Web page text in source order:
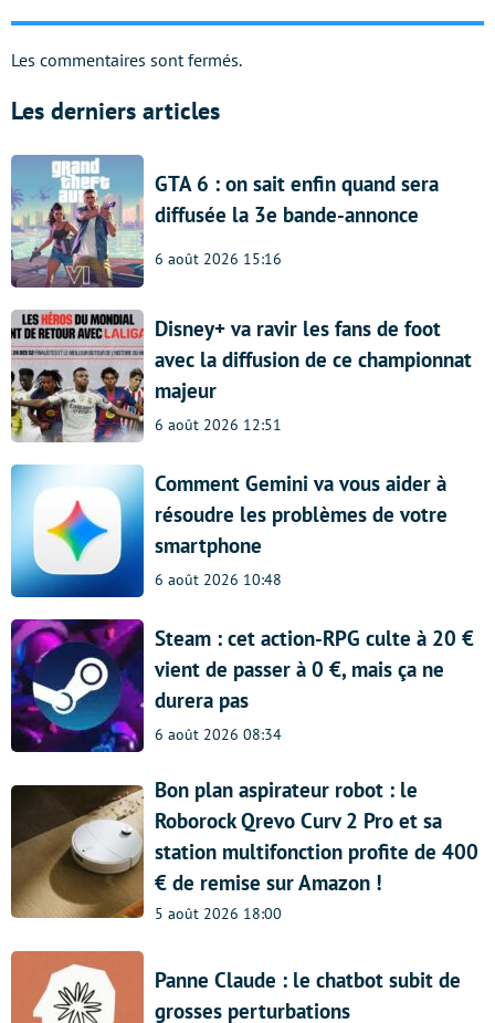
Les commentaires sont fermés.
Les derniers articles
GTA 6 : on sait enfin quand sera
diffusée la 3e bande-annonce
6 août 2026 15:16
Disney+ va ravir les fans de foot
avec la diffusion de ce championnat
majeur
6 août 2026 12:51
Comment Gemini va vous aider à
résoudre les problèmes de votre
smartphone
6 août 2026 10:48
Steam : cet action-RPG culte à 20 €
vient de passer à 0 €, mais ça ne
durera pas
6 août 2026 08:34
Bon plan aspirateur robot : le
Roborock Qrevo Curv 2 Pro et sa
station multifonction profite de 400
€ de remise sur Amazon !
5 août 2026 18:00
Panne Claude : le chatbot subit de
grosses perturbations